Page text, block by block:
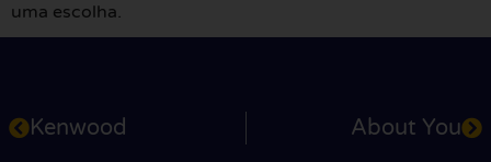
uma escolha.
Kenwood About You